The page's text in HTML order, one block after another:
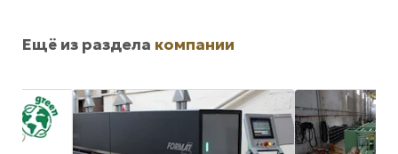
Ещё из раздела компании